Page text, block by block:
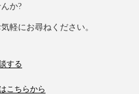
か?
軽にお尋ねください。
する
こちらから